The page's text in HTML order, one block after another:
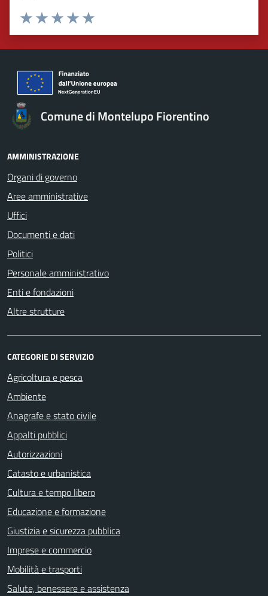
Valuta 5 stelle su 5
Valuta 4 stelle su 5
Valuta 3 stelle su 5
Valuta 2 stelle su 5
Valuta 1 stelle su 5
Comune di Montelupo Fiorentino
AMMINISTRAZIONE
Organi di governo
Aree amministrative
Uffici
Documenti e dati
Politici
Personale amministrativo
Enti e fondazioni
Altre strutture
CATEGORIE DI SERVIZIO
Agricoltura e pesca
Ambiente
Anagrafe e stato civile
Appalti pubblici
Autorizzazioni
Catasto e urbanistica
Cultura e tempo libero
Educazione e formazione
Giustizia e sicurezza pubblica
Imprese e commercio
Mobilità e trasporti
Salute, benessere e assistenza